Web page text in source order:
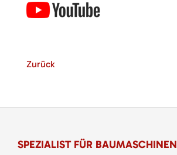
Zurück
SPEZIALIST FÜR BAUMASCHINEN